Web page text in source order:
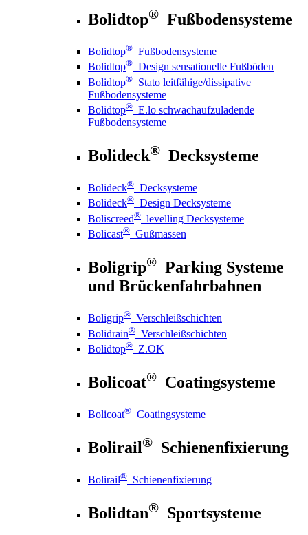
Bolidtop® Fußbodensysteme
Bolidtop® Fußbodensysteme
Bolidtop® Design sensationelle Fußböden
Bolidtop® Stato leitfähige/dissipative
Fußbodensysteme
Bolidtop® E.lo schwachaufzuladende
Fußbodensysteme
Bolideck® Decksysteme
Bolideck® Decksysteme
Bolideck® Design Decksysteme
Boliscreed® levelling Decksysteme
Bolicast® Gußmassen
Boligrip® Parking Systeme
und Brückenfahrbahnen
Boligrip® Verschleißschichten
Bolidrain® Verschleißschichten
Bolidtop® Z.OK
Bolicoat® Coatingsysteme
Bolicoat® Coatingsysteme
Bolirail® Schienenfixierung
Bolirail® Schienenfixierung
Bolidtan® Sportsysteme